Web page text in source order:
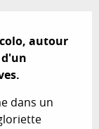
autour
dans un